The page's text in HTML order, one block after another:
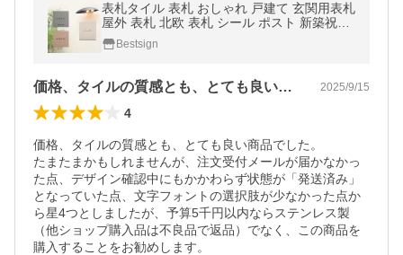
表札タイル 表札 おしゃれ 戸建て 玄関用表札
屋外 表札 北欧 表札 シール ポスト 新築祝い
贈り物 マンション 戸建て gs-pl-IFT-150爆買
Bestsign
価格、タイルの質感とも、とても良い商品… 2025/9/15
4
価格、タイルの質感とも、とても良い商品でした。
たまたまかもしれませんが、注文受付メールが届かなかっ
た点、デザイン確認中にもかかわらず状態が「発送済み」
となっていた点、文字フォントの選択肢が少なかった点か
ら星4つとしましたが、予算5千円以内ならステンレス製
（他ショップ購入品は不良品で返品）でなく、この商品を
購入することをお勧めします。